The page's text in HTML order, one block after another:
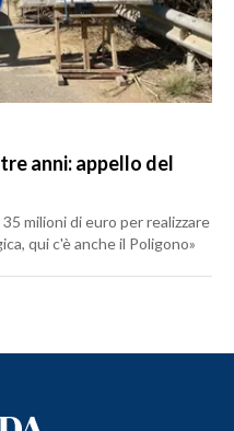
anni: appello del
milioni di euro per realizzare
qui c'è anche il Poligono»